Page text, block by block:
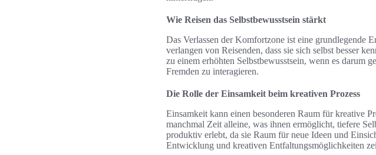
Wie Reisen das Selbstbewusstsein stärkt
Das Verlassen der Komfortzone ist eine grundlegende
verlangen von Reisenden, dass sie sich selbst besser
zu einem erhöhten Selbstbewusstsein, wenn es darum
Fremden zu interagieren.
Die Rolle der Einsamkeit beim kreativen Prozess
Einsamkeit kann einen besonderen Raum für kreative
manchmal Zeit alleine, was ihnen ermöglicht, tiefere
produktiv erlebt, da sie Raum für neue Ideen und
Entwicklung und kreativen Entfaltungsmöglichkeiten